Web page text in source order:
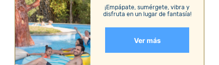
¡Empápate, sumérgete, vibra y
disfruta en un lugar de fantasía!
Ver más